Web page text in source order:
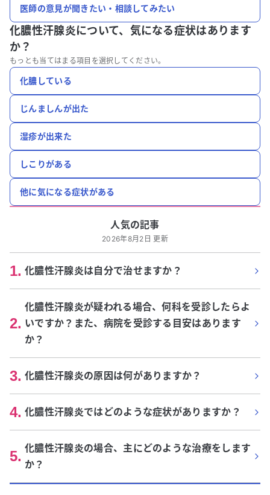
医師の意見が聞きたい・相談してみたい
化膿性汗腺炎について、 気になる症状はあります
か？
もっとも当てはまる項目を選択してください。
化膿している
じんましんが出た
湿疹が出来た
しこりがある
他に気になる症状がある
人気の記事
2026年8月2日 更新
1. 化膿性汗腺炎は自分で治せますか？
2.
化膿性汗腺炎が疑われる場合、何科を受診したらよ
いですか？また、病院を受診する目安はあります
か？
3. 化膿性汗腺炎の原因は何がありますか？
4. 化膿性汗腺炎ではどのような症状がありますか？
5. 化膿性汗腺炎の場合、主にどのような治療をします
か？